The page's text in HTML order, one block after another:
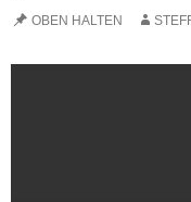
OBEN HALTEN